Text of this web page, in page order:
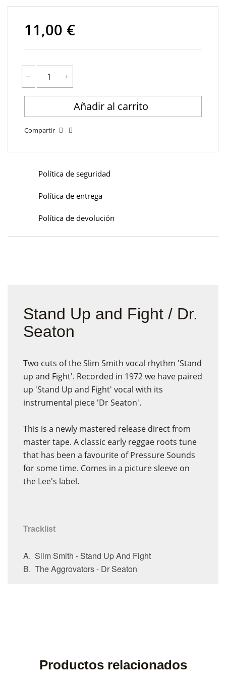
11,00 €
Añadir al carrito
Compartir
Política de seguridad
Política de entrega
Política de devolución
Stand Up and Fight / Dr.
Seaton
Two cuts of the Slim Smith vocal rhythm 'Stand
up and Fight'. Recorded in 1972 we have paired
up 'Stand Up and Fight' vocal with its
instrumental piece 'Dr Seaton'.
This is a newly mastered release direct from
master tape. A classic early reggae roots tune
that has been a favourite of Pressure Sounds
for some time. Comes in a picture sleeve on
the Lee's label.
Tracklist
A. Slim Smith - Stand Up And Fight
B. The Aggrovators - Dr Seaton
Productos relacionados